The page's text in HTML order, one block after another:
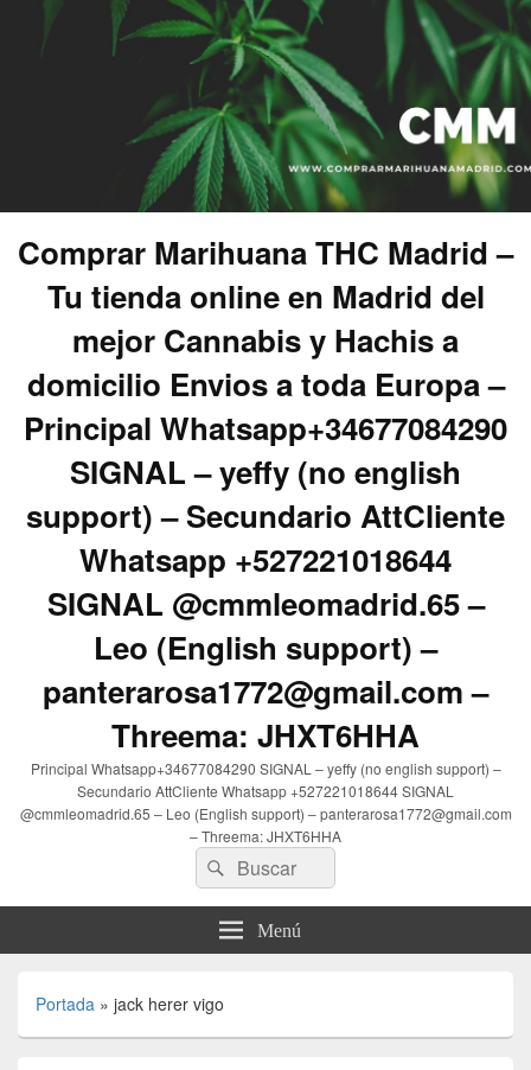
Comprar Marihuana THC Madrid –
Tu tienda online en Madrid del
mejor Cannabis y Hachis a
domicilio Envios a toda Europa –
Principal Whatsapp+34677084290
SIGNAL – yeffy (no english
support) – Secundario AttCliente
Whatsapp +527221018644
SIGNAL @cmmleomadrid.65 –
Leo (English support) –
panterarosa1772@gmail.com –
Threema: JHXT6HHA
Principal Whatsapp+34677084290 SIGNAL – yeffy (no english support) –
Secundario AttCliente Whatsapp +527221018644 SIGNAL
@cmmleomadrid.65 – Leo (English support) – panterarosa1772@gmail.com
– Threema: JHXT6HHA
Buscar
por:
Buscar
Menú
Portada » jack herer vigo